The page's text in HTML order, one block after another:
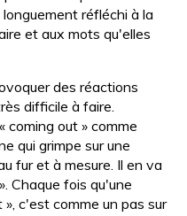
réfléchi à la
et aux mots qu'elles
des réactions
difficile à faire.
coming out » comme
qui grimpe sur une
fur et à mesure. Il en va
Chaque fois qu'une
c'est comme un pas sur